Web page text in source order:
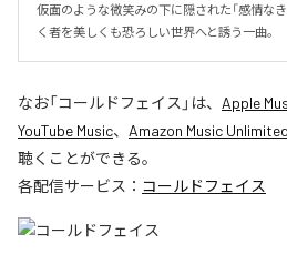
仮面のような微笑みの下に隠された「感情な
く者を美しくも恐ろしい世界へと誘う一曲。
なお「コールドフェイス 」は、 Apple
YouTube Music、 Amazon Music Unlimited
聴くことができる。
各配信サービス： コールドフェイス